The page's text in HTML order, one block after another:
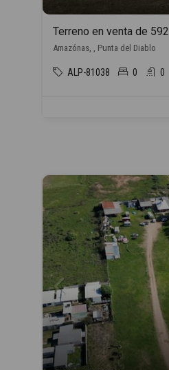
Amazónas, , Punta del Diablo
ALP-81038 0 0